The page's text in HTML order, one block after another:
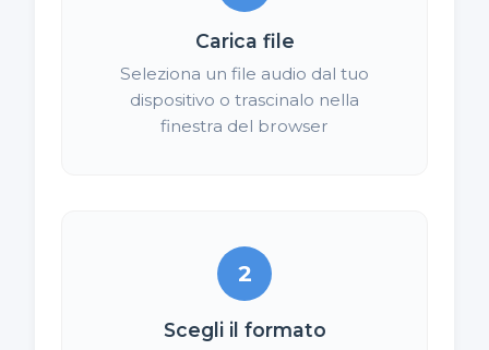
Carica file
Seleziona un file audio dal tuo
dispositivo o trascinalo nella
finestra del browser
2
Scegli il formato